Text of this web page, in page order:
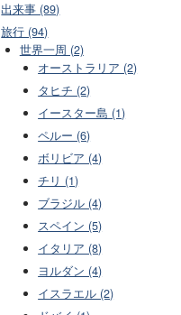
出来事 (89)
旅行 (94)
世界一周 (2)
オーストラリア (2)
タヒチ (2)
イースター島 (1)
ペルー (6)
ボリビア (4)
チリ (1)
ブラジル (4)
スペイン (5)
イタリア (8)
ヨルダン (4)
イスラエル (2)